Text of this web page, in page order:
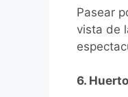
Pasear
vista de
6.